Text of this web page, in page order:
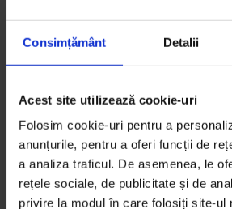
Consimțământ Detalii
Acest site utilizează cookie-uri
Folosim cookie-uri pentru a
anunțurile, pentru a oferi funcții de
a analiza traficul. De asemenea, le
rețele sociale, de publicitate și de
privire la modul în care folosiți site-ul